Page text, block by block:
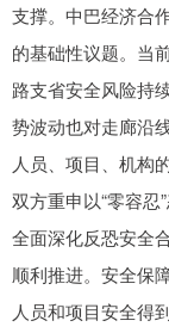
支撑。中巴经济合
的基础性议题。当
路支省安全风险持
势波动也对走廊沿
人员、项目、机构
双方重申以“零容
全面深化反恐安全
顺利推进。安全保
人员和项目安全得